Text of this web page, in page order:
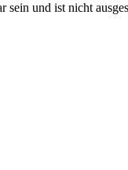
und ist nicht